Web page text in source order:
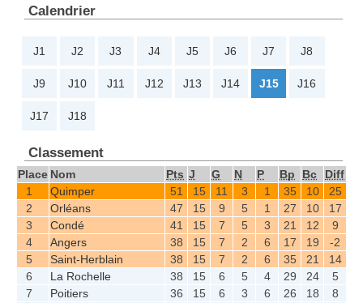
Calendrier
J1 J2 J3 J4 J5 J6 J7 J8
J9 J10 J11 J12 J13 J14 J15 J16
J17 J18
Classement
Place Nom Pts J G N P Bp Bc
Diff
1
Quimper 51 15 11 3 1 35 10
25
2
Orléans 47 15 9 5 1 27 10
17
3
Condé 41 15 7 5 3 21 12
9
4
Angers 38 15 7 2 6 17 19
-2
5
Saint-Herblain 38 15 7 2 6 35 21
14
6
La Rochelle 38 15 6 5 4 29 24
5
7
Poitiers 36 15 6 3 6 26 18
8